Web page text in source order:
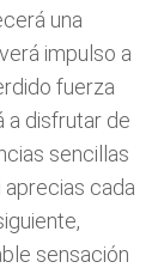
una
impulso a
fuerza
a disfrutar de
sencillas
aprecias cada
sensación